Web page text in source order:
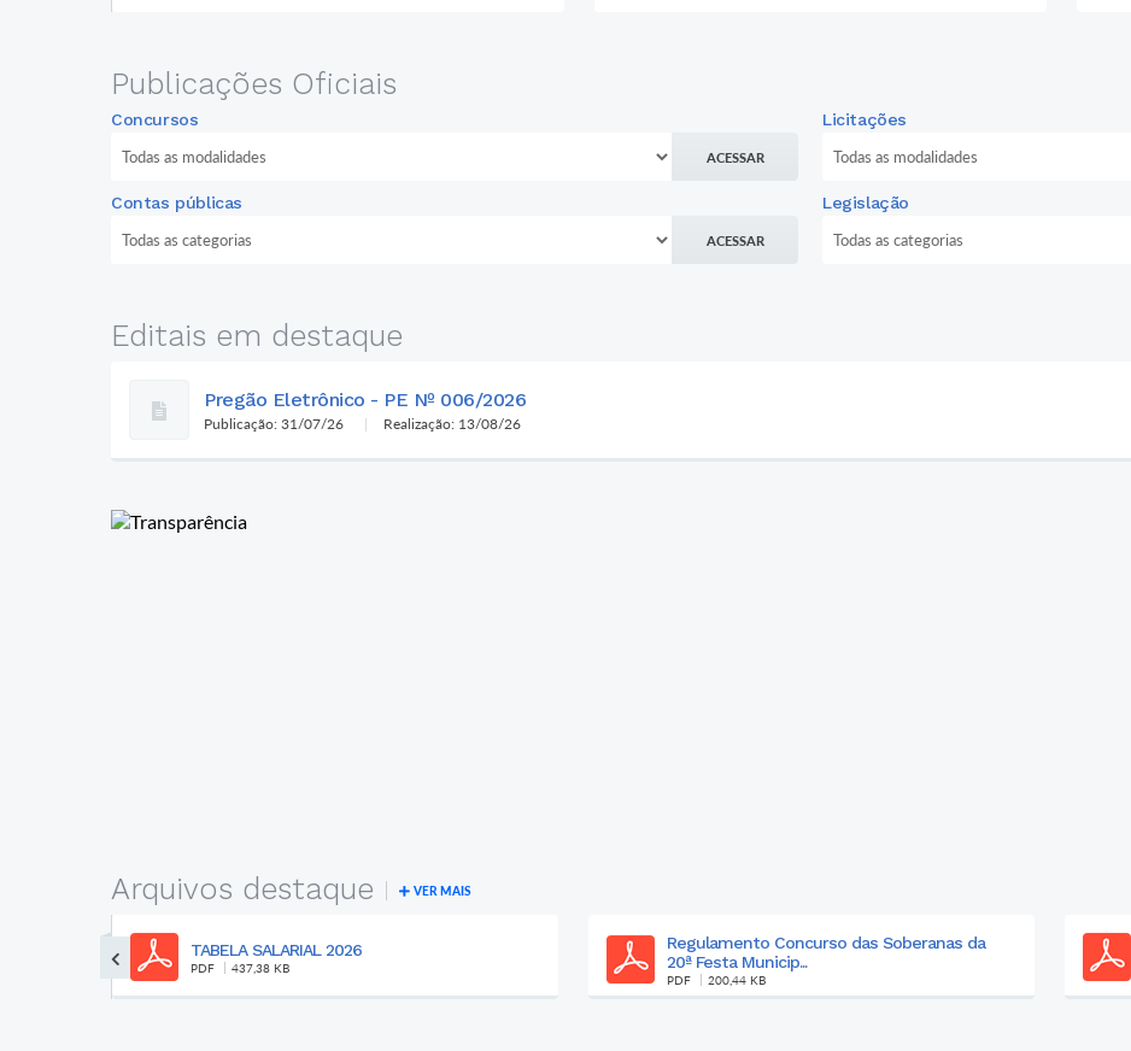
Publicações Oficiais
Concursos
ACESSAR
Licitações
Contas públicas
ACESSAR
Legislação
Editais em destaque
Pregão Eletrônico - PE Nº 006/2026
Publicação: 31/07/26 Realização: 13/08/26
Arquivos destaque VER MAIS
Regulamento Concurso das Soberanas da
20ª Festa Municip...
Plano Contingência - Geral - 2025
PDF 845,29 KB